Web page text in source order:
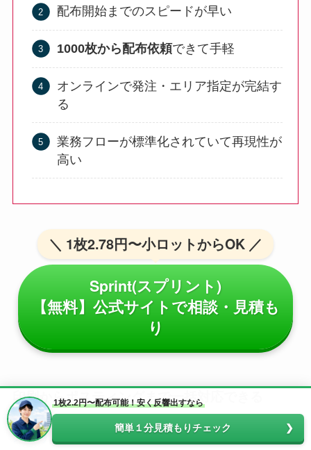
配布開始までのスピードが早い
1000枚から配布依頼できて手軽
オンラインで発注・エリア指定が完結す
る
業務フローが標準化されていて再現性が
高い
＼ 1枚2.78円〜小ロットからOK ／
Sprint(スプリント)
【無料】公式サイトで相談・見積も
り
印刷からポスティングまで一括対応できる
スプリント は印刷からポスティングまでを一括で
1枚2.2円〜配布可能！安く反響出すなら
簡単１分見積もりチェック